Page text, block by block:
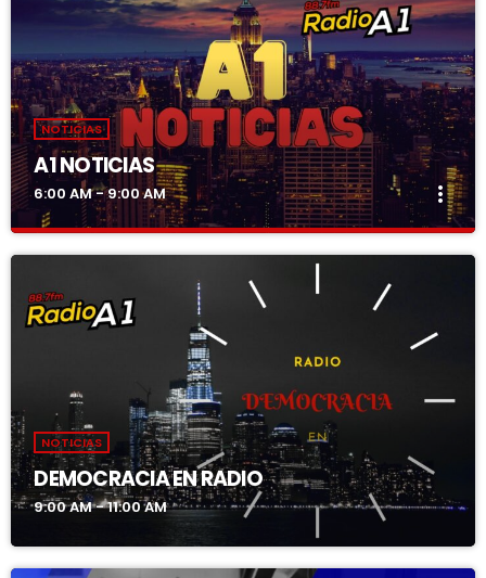
NOTICIAS
A1 NOTICIAS
6:00 AM - 9:00 AM more_vert
A1 NOTICIAS
con richay yactayo
Noticias
close
NOTICIAS
DEMOCRACIA EN RADIO
9:00 AM - 11:00 AM